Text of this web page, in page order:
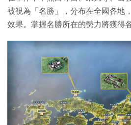
被視為「名勝」，分布在全國各地
效果。掌握名勝所在的勢力將獲得